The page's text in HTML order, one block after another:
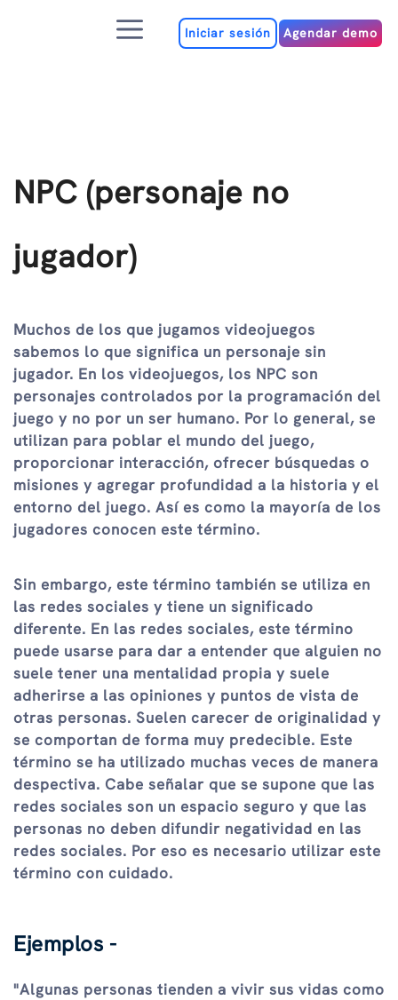
MenúIniciar sesión Agendar demo
NPC (personaje no
jugador)
Muchos de los que jugamos videojuegos
sabemos lo que significa un personaje sin
jugador. En los videojuegos, los NPC son
personajes controlados por la programación del
juego y no por un ser humano. Por lo general, se
utilizan para poblar el mundo del juego,
proporcionar interacción, ofrecer búsquedas o
misiones y agregar profundidad a la historia y el
entorno del juego. Así es como la mayoría de los
jugadores conocen este término.
Sin embargo, este término también se utiliza en
las redes sociales y tiene un significado
diferente. En las redes sociales, este término
puede usarse para dar a entender que alguien no
suele tener una mentalidad propia y suele
adherirse a las opiniones y puntos de vista de
otras personas. Suelen carecer de originalidad y
se comportan de forma muy predecible. Este
término se ha utilizado muchas veces de manera
despectiva. Cabe señalar que se supone que las
redes sociales son un espacio seguro y que las
personas no deben difundir negatividad en las
redes sociales. Por eso es necesario utilizar este
término con cuidado.
Ejemplos -
"Algunas personas tienden a vivir sus vidas como